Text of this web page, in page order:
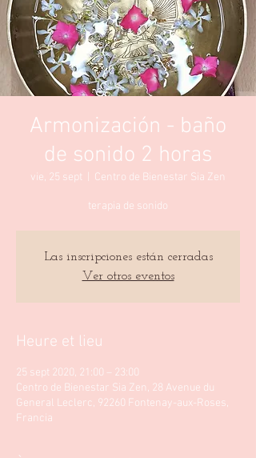
Armonización - baño
de sonido 2 horas
vie, 25 sept Centro de Bienestar Sia Zen
terapia de sonido
Las inscripciones están cerradas
Ver otros eventos
Heure et lieu
25 sept 2020, 21:00 – 23:00
Centro de Bienestar Sia Zen, 28 Avenue du
General Leclerc, 92260 Fontenay-aux-Roses,
Francia